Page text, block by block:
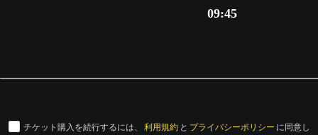
09:45
チケット購入を続行するには、 利用規約 と プライバシーポリシー に同意し